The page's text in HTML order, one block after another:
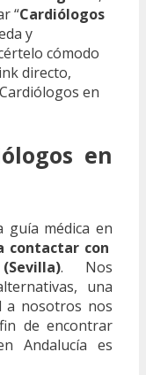
“Cardiólogos
y
cómodo
directo,
en
en
médica en
contactar con
. Nos
una
a nosotros nos
de encontrar
Andalucía es